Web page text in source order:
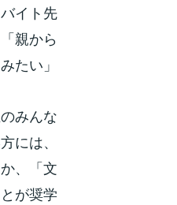
イト先
親から
たい」
みんな
には、
、「文
が奨学